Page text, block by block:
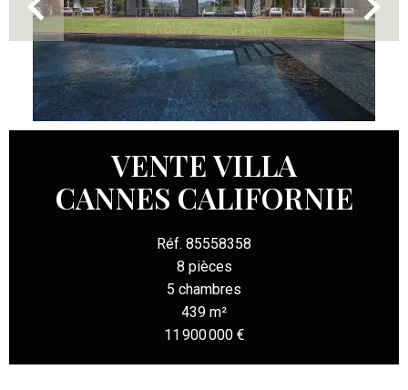
VENTE VILLA
CANNES CALIFORNIE
Réf. 85558358
8 pièces
5 chambres
439 m²
11 900 000 €